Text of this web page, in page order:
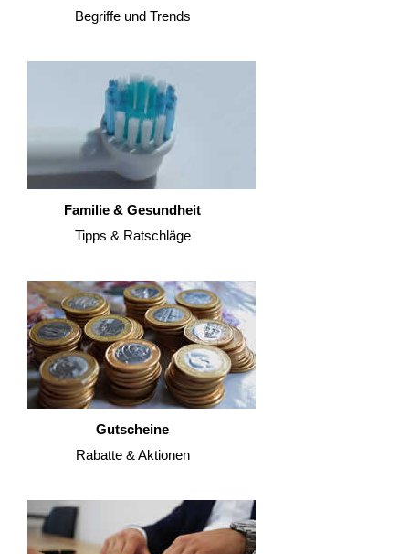
Begriffe und Trends
Familie & Gesundheit
Tipps & Ratschläge
Gutscheine
Rabatte & Aktionen